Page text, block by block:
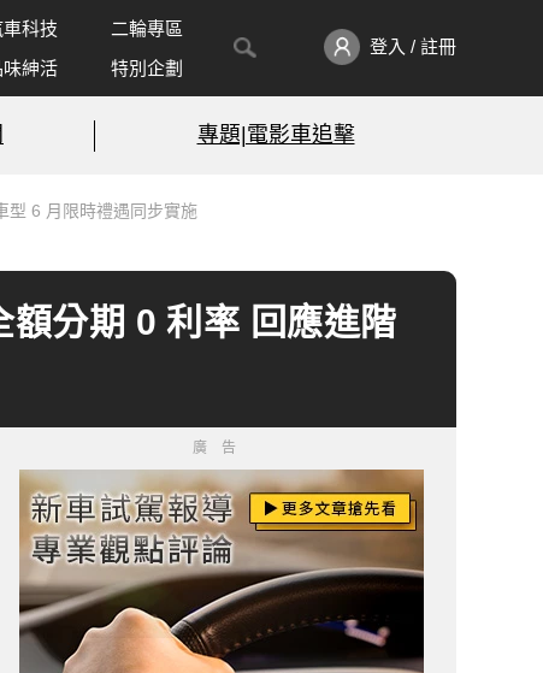
科技
二輪專區
味紳活 特別企劃
登入 / 註冊
專題|電影車追擊
型 6 月限時禮遇同步實施
分期 0 利率 回應進階
廣告